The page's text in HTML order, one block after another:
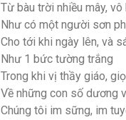
Từ bàu trời nhiều mây,
Như có một người sơn
Cho tới khi ngày lên, và
Như 1 bức tường trắng
Trong khi vị thầy giáo,
Về những con số dương
Chúng tôi im sững, im